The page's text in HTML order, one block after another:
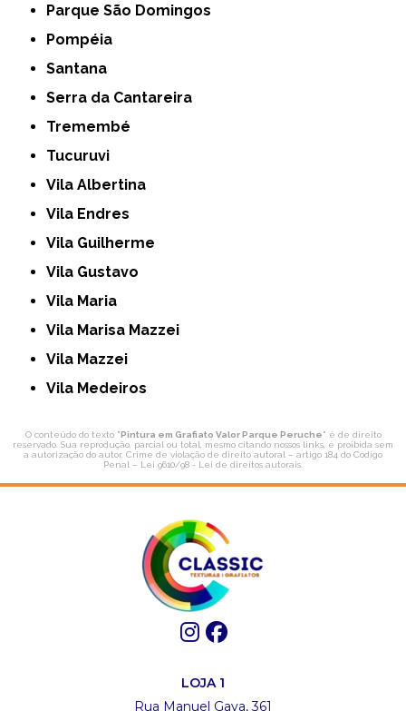
Parque São Domingos
Pompéia
Santana
Serra da Cantareira
Tremembé
Tucuruvi
Vila Albertina
Vila Endres
Vila Guilherme
Vila Gustavo
Vila Maria
Vila Marisa Mazzei
Vila Mazzei
Vila Medeiros
O conteúdo do texto "Pintura em Grafiato Valor Parque Peruche" é de direito
reservado. Sua reprodução, parcial ou total, mesmo citando nossos links, é proibida sem
a autorização do autor. Crime de violação de direito autoral – artigo 184 do Código
Penal – Lei 9610/98 - Lei de direitos autorais
LOJA 1
Rua Manuel Gaya, 361